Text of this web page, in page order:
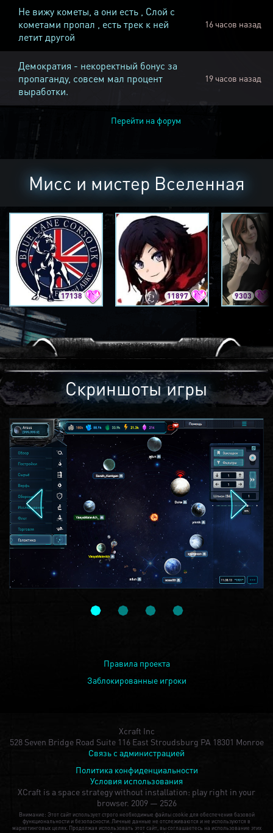
Не вижу кометы, а они есть , Слой с
кометами пропал , есть трек к ней
летит другой
16 часов назад
Демократия - некоректный бонус за
пропаганду, совсем мал процент
выработки.
19 часов назад
Перейти на форум
Мисс и мистер Вселенная
17138 11897 9303
Скриншоты игры
Правила проекта
Заблокированные игроки
Xcraft Inc
528 Seven Bridge Road Suite 116 East Stroudsburg PA 18301 Monroe
Связь с администрацией
Политика конфиденциальности
Условия использования
XCraft is a space strategy without installation: play right in your
browser. 2009 — 2526
Внимание: Этот сайт использует строго необходимые файлы cookie для обеспечения базовой
функциональности и безопасности. Личные данные не отслеживаются и не используются в
маркетинговых целях. Продолжая использовать этот сайт, вы соглашаетесь на использование этих